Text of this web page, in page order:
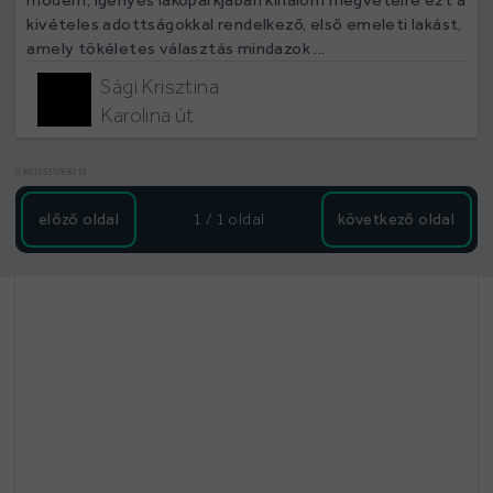
kivételes adottságokkal rendelkező, első emeleti lakást,
amely tökéletes választás mindazok ...
Sági Krisztina
Karolina út
0.8612539768219
előző oldal 1 / 1 oldal következő oldal